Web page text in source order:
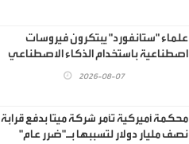
علماء "ستانفورد" يبتكرون فيروسات
اصطناعية باستخدام الذكاء الاصطناعي
2026-08-07
محكمة أميركية تأمر شركة ميتا بدفع قرابة
نصف مليار دولار لتسببها بـ"ضرر عام"